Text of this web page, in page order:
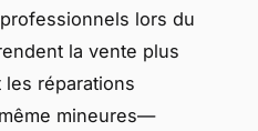
lors du
la vente plus
réparations
mineures—